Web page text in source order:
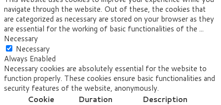
navigate through the website. Out of these, the cookies that
are categorized as necessary are stored on your browser as they
are essential for the working of basic functionalities of the ...
Necessary
Necessary
Always Enabled
Necessary cookies are absolutely essential for the website to
function properly. These cookies ensure basic functionalities and
security features of the website, anonymously.
Cookie
Duration Description